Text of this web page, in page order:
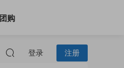
团购
登录 注册